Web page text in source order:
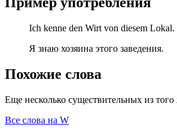
Ich kenne den Wirt von diesem Lokal.
Я знаю хозяина этого заведения.
Похожие слова
Еще несколько существительных из
Все слова на W